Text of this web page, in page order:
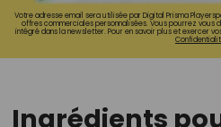
Votre adresse email sera utilisée par Digital Prisma
offres commerciales personnalisées. Vous pourrez vous
intégré dans la newsletter. Pour en savoir plus et exercer
Ingrédients